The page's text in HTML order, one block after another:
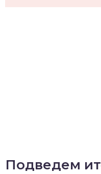
Подведем